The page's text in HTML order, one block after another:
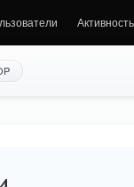
Активность